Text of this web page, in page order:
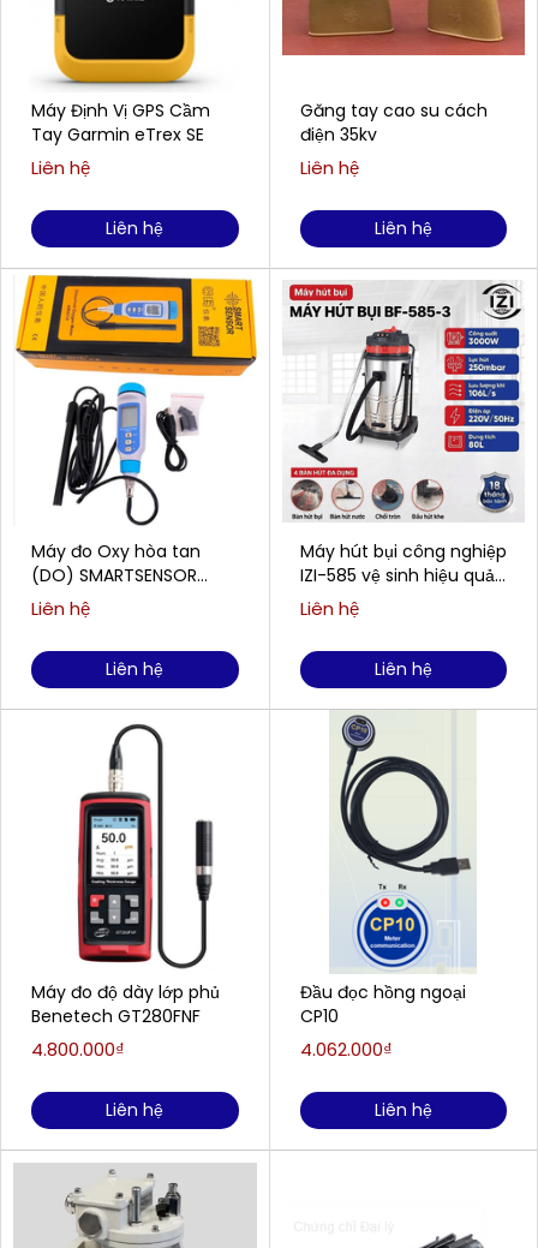
Máy Định Vị GPS Cầm
Tay Garmin eTrex SE
Liên hệ
Liên hệ
Máy đo Oxy hòa tan
(DO) SMARTSENSOR
AR8210 (0,00 ~ 20,00
Liên hệ
Liên hệ
Máy đo độ dày lớp phủ
Benetech GT280FNF
4.800.000₫
Liên hệ
Găng tay cao su cách
điện 35kv
Liên hệ
Liên hệ
Máy hút bụi công nghiệp
IZI-585 vệ sinh hiệu quả
cho doanh nghiệp
Liên hệ
Liên hệ
Đầu đọc hồng ngoại
CP10
4.062.000₫
Liên hệ